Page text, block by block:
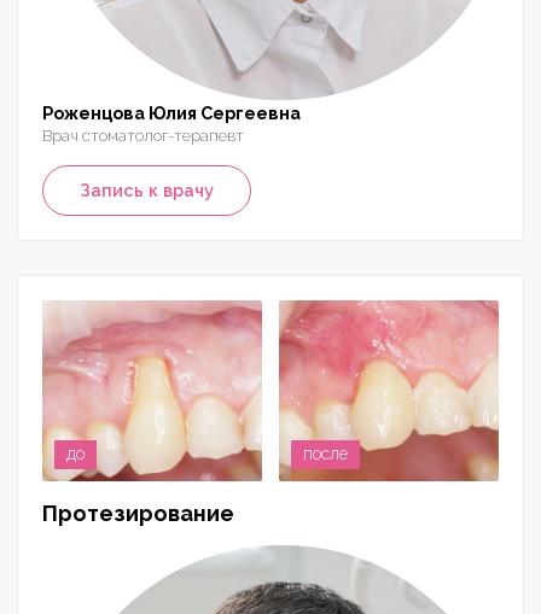
Роженцова Юлия Сергеевна
Врач стоматолог-терапевт
Запись к врачу
до после
Протезирование